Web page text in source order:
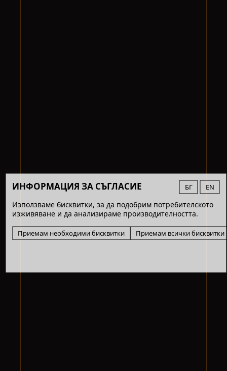
ИНФОРМАЦИЯ ЗА СЪГЛАСИЕ БГ EN
Използваме бисквитки, за да подобрим потребителското
изживяване и да анализираме производителността.
Приемам необходими бисквитки Приемам всички бисквитки